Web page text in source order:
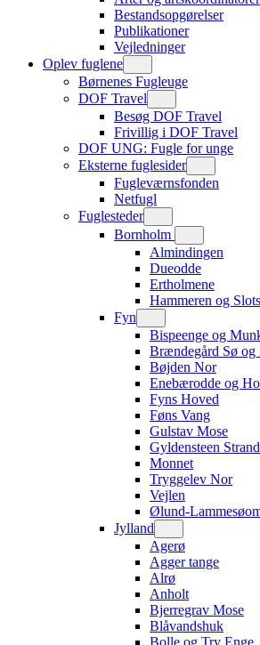
Bestandsopgørelser
Publikationer
Vejledninger
Oplev fuglene
Børnenes Fugleuge
DOF Travel
Besøg DOF Travel
Frivillig i DOF Travel
DOF UNG: Fugle for unge
Eksterne fuglesider
Fugleværnsfonden
Netfugl
Fuglesteder
Bornholm
Almindingen
Dueodde
Ertholmene
Hammeren og
Fyn
Bispeenge og
Brændegård Sø og
Bøjden Nor
Enebærodde og
Fyns Hoved
Føns Vang
Gulstav Mose
Gyldensteen Strand
Monnet
Tryggelev Nor
Vejlen
Ølund-
Jylland
Agerø
Agger tange
Alrø
Anholt
Bjerregrav Mose
Blåvandshuk
Bolle og Try Enge